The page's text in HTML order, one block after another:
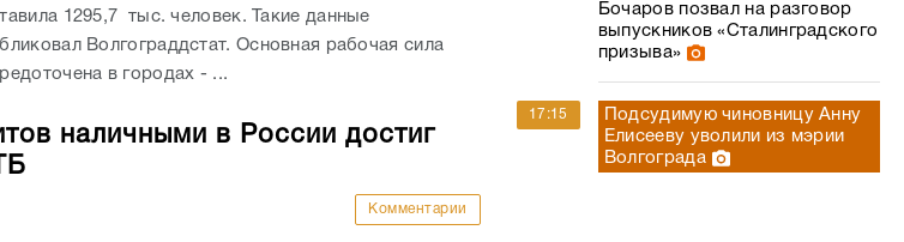
1295,7 тыс. человек. Такие данные
Волгограддстат. Основная рабочая сила
в городах - ...
наличными в России достиг
Комментарии
Бочаров позвал на разговор
выпускников «Сталинградского
призыва»
17:15
Подсудимую чиновницу Анну
Елисееву уволили из мэрии
Волгограда